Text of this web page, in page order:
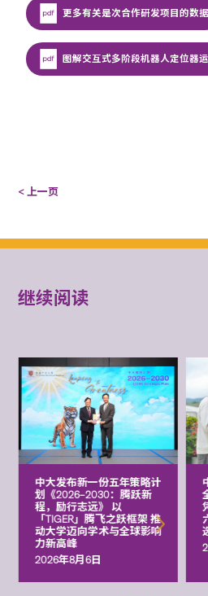
更多有关是次合作研发项目的数据
图解交互式多阶段机器人定位器
< 上一页
继续阅读
中大发布新一份五年策略计
划《2026‒2030：腾跃新
程，励行志远》 以
「TIGER」腾飞之跃框架 推
动大学迈向学术与全球影响
力新高峰
2026年8月6日